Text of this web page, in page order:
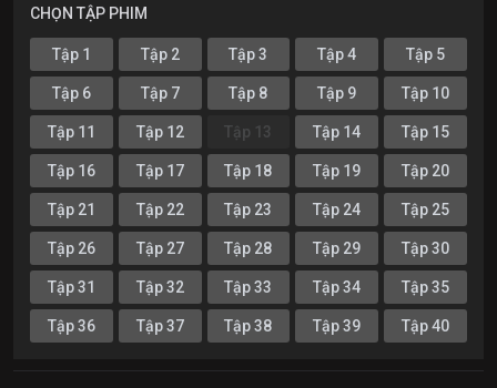
CHỌN TẬP PHIM
Tập 1 Tập 2 Tập 3 Tập 4 Tập 5
Tập 6 Tập 7 Tập 8 Tập 9 Tập 10
Tập 11 Tập 12 Tập 13 Tập 14 Tập 15
Tập 16 Tập 17 Tập 18 Tập 19 Tập 20
Tập 21 Tập 22 Tập 23 Tập 24 Tập 25
Tập 26 Tập 27 Tập 28 Tập 29 Tập 30
Tập 31 Tập 32 Tập 33 Tập 34 Tập 35
Tập 36 Tập 37 Tập 38 Tập 39 Tập 40